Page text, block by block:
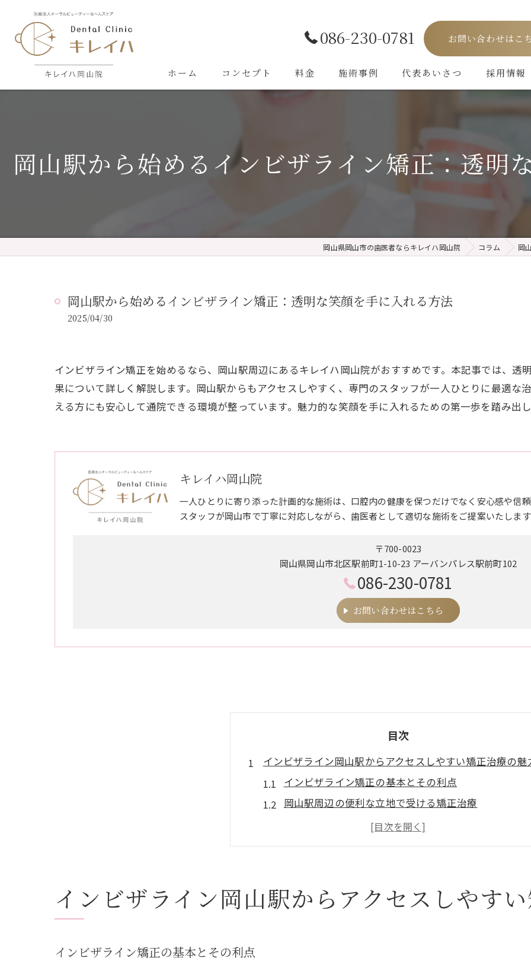
086-230-0781 お問い合わせはこ
ホーム コンセプト 料金 施術事例 代表あいさつ 採用情報
岡山駅から始めるインビザライン矯正：透明
岡山県岡山市の歯医者ならキレイハ岡山院 コラム 岡
岡山駅から始めるインビザライン矯正：透明な笑顔を手に入れる方法
2025/04/30
インビザライン矯正を始めるなら、岡山駅周辺にあるキレイハ岡山院がおすすめです。本記事では、透
果について詳しく解説します。岡山駅からもアクセスしやすく、専門のスタッフが一人ひとりに最適な
える方にも安心して通院できる環境が整っています。魅力的な笑顔を手に入れるための第一歩を踏み出
キレイハ岡山院
一人ひとりに寄り添った計画的な施術は、口腔内の健康を保つだけでなく安心感や信
スタッフが岡山市で丁寧に対応しながら、歯医者として適切な施術をご提案いたしま
〒700-0023
岡山県岡山市北区駅前町1-10-23 アーバンパレス駅前町102
086-230-0781
お問い合わせはこちら
目次
インビザライン岡山駅からアクセスしやすい矯正治療の魅
インビザライン矯正の基本とその利点
岡山駅周辺の便利な立地で受ける矯正治療
インビザラインを選ぶ理由：透明で快適な治療
通いやすさと治療効果の両立を実現
岡山駅近くで始めるインビザラインの相談方法
岡山駅近くで始めるインビザライン目立たない矯正
インビザライン岡山駅からアクセスしやす
インビザライン矯正の基本とその利点